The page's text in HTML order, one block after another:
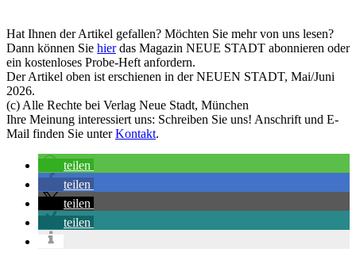
Hat Ihnen der Artikel gefallen? Möchten Sie mehr von uns lesen?
Dann können Sie hierdas Magazin NEUE STADT abonnieren oder
ein kostenloses Probe-Heft anfordern.
Der Artikel oben ist erschienen in der NEUEN STADT, Mai/Juni
2026.
(c) Alle Rechte bei Verlag Neue Stadt, München
Ihre Meinung interessiert uns: Schreiben Sie uns! Anschrift und E-
Mail finden Sie unterKontakt.
teilen
teilen
teilen
teilen